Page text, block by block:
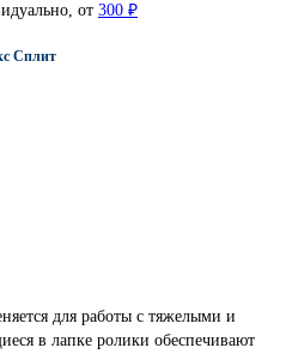
от 300 ₽
Сплит
для работы с тяжелыми и
в лапке ролики обеспечивают